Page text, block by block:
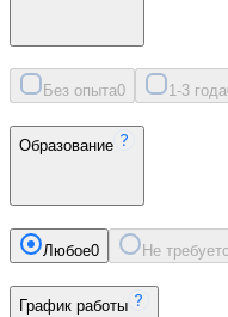
Без опыта0 1-3 года
Образование
Любое0 Не
График работы